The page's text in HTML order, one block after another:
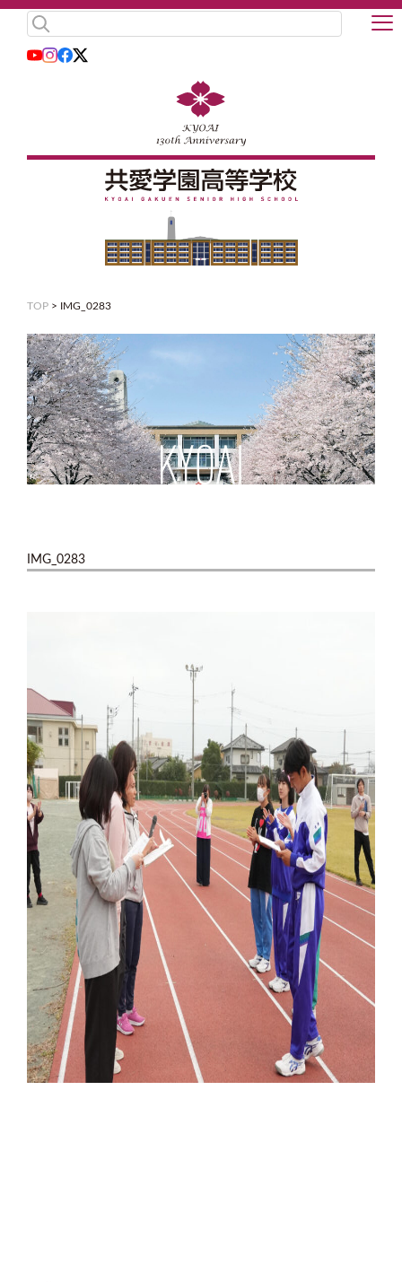
TOP > IMG_0283
IMG_0283